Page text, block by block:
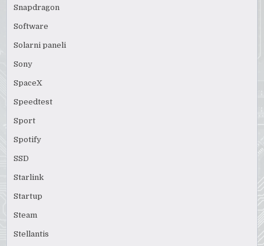
Snapdragon
Software
Solarni paneli
Sony
SpaceX
Speedtest
Sport
Spotify
SSD
Starlink
Startup
Steam
Stellantis